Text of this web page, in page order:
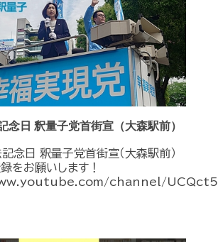
念日 釈量子党首街宣（大森駅前）
念日 釈量子党首街宣（大森駅前）
をお願いします！
channel/